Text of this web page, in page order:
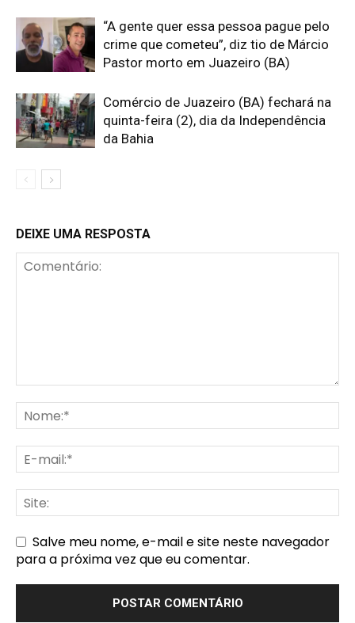
“A gente quer essa pessoa pague pelo
crime que cometeu”, diz tio de Márcio
Pastor morto em Juazeiro (BA)
Comércio de Juazeiro (BA) fechará na
quinta-feira (2), dia da Independência
da Bahia
DEIXE UMA RESPOSTA
Salve meu nome, e-mail e site neste navegador
para a próxima vez que eu comentar.